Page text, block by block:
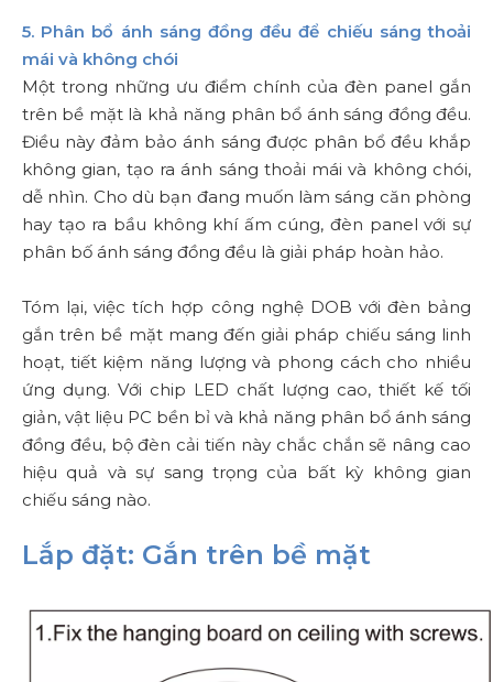
5. Phân bổ ánh sáng đồng đều để chiếu sáng thoải
mái và không chói
Một trong những ưu điểm chính của đèn panel gắn
trên bề mặt là khả năng phân bổ ánh sáng đồng đều.
Điều này đảm bảo ánh sáng được phân bổ đều khắp
không gian, tạo ra ánh sáng thoải mái và không chói,
dễ nhìn. Cho dù bạn đang muốn làm sáng căn phòng
hay tạo ra bầu không khí ấm cúng, đèn panel với sự
phân bố ánh sáng đồng đều là giải pháp hoàn hảo.
Tóm lại, việc tích hợp công nghệ DOB với đèn bảng
gắn trên bề mặt mang đến giải pháp chiếu sáng linh
hoạt, tiết kiệm năng lượng và phong cách cho nhiều
ứng dụng. Với chip LED chất lượng cao, thiết kế tối
giản, vật liệu PC bền bỉ và khả năng phân bổ ánh sáng
đồng đều, bộ đèn cải tiến này chắc chắn sẽ nâng cao
hiệu quả và sự sang trọng của bất kỳ không gian
chiếu sáng nào.
Lắp đặt: Gắn trên bề mặt